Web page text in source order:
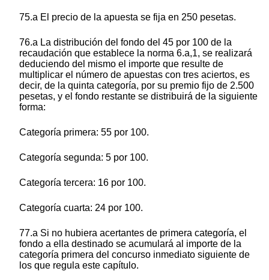
75.a El precio de la apuesta se fija en 250 pesetas.
76.a La distribución del fondo del 45 por 100 de la
recaudación que establece la norma 6.a,1, se realizará
deduciendo del mismo el importe que resulte de
multiplicar el número de apuestas con tres aciertos, es
decir, de la quinta categoría, por su premio fijo de 2.500
pesetas, y el fondo restante se distribuirá de la siguiente
forma:
Categoría primera: 55 por 100.
Categoría segunda: 5 por 100.
Categoría tercera: 16 por 100.
Categoría cuarta: 24 por 100.
77.a Si no hubiera acertantes de primera categoría, el
fondo a ella destinado se acumulará al importe de la
categoría primera del concurso inmediato siguiente de
los que regula este capítulo.